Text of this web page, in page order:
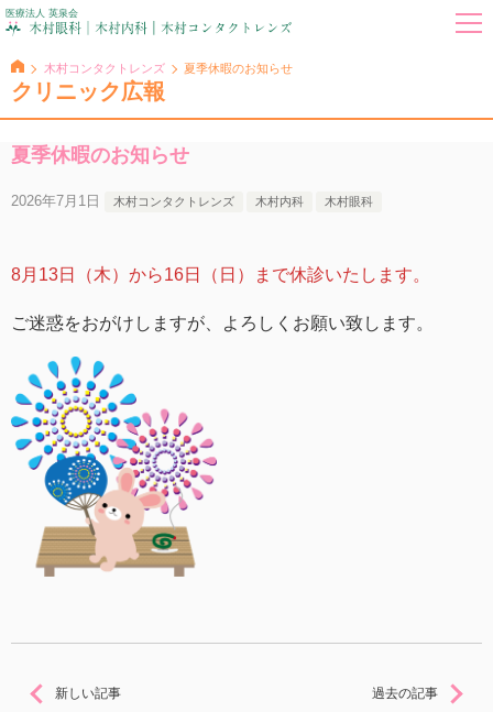
医療法人 英泉会
木村コンタクトレンズ 夏季休暇のお知らせ
クリニック広報
夏季休暇のお知らせ
2026年7月1日 木村コンタクトレンズ 木村内科 木村眼科
8月13日（木）から16日（日）まで休診いたします。
ご迷惑をおがけしますが、よろしくお願い致します。
新しい記事 過去の記事